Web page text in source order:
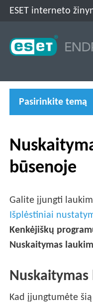
ESET interneto
Pasirinkite temą
būsenoje
Galite įjungti
Išplėstiniai
Kenkėjiškų
Nuskaitymas
Kad įjungtumėte